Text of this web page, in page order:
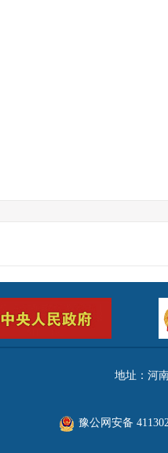
地址：河
豫公网安备